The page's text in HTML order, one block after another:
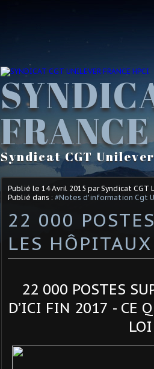
Syndicat CGT
Publié le 14 Avril 2015 par Syndicat CGT
Publié dans : #Notes d'information Cgt
22 000
LES
22 000 POSTES
D’ICI FIN 2017 - CE